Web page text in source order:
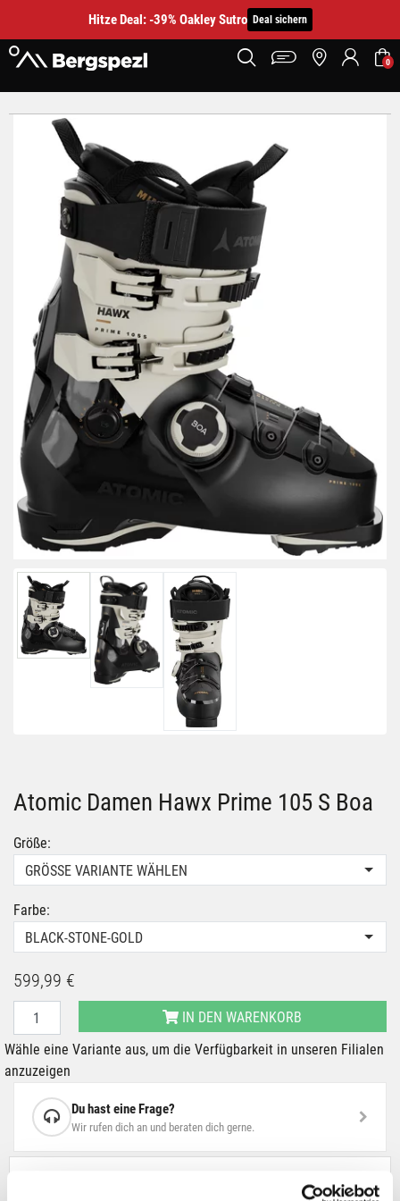
Hitze Deal: -39% Oakley Sutro Deal sichern
0
Atomic Damen Hawx Prime 105 S Boa
Größe:
GRÖSSE VARIANTE WÄHLEN
Farbe:
BLACK-STONE-GOLD
599,99 €
IN DEN WARENKORB
Wähle eine Variante aus, um die Verfügbarkeit in unseren Filialen
anzuzeigen
Du hast eine Frage?
Wir rufen dich an und beraten dich gerne.